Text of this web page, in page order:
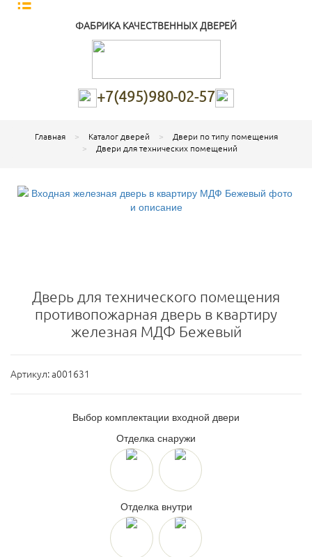
ФАБРИКА КАЧЕСТВЕННЫХ ДВЕРЕЙ
+7(495)980-02-57
Главная Каталог дверей
Двери по типу помещения
Двери для технических помещений
Дверь для технического помещения
противопожарная дверь в квартиру
железная МДФ Бежевый
Артикул:a001631
Выбор комплектации входной двери
Отделка снаружи
Отделка внутри